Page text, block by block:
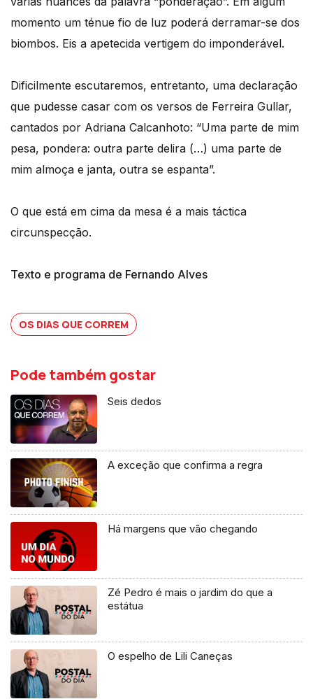
momento um ténue fio de luz poderá derramar-se dos
biombos. Eis a apetecida vertigem do imponderável.
Dificilmente escutaremos, entretanto, uma declaração
que pudesse casar com os versos de Ferreira Gullar,
cantados por Adriana Calcanhoto: “Uma parte de mim
pesa, pondera: outra parte delira (…) uma parte de
mim almoça e janta, outra se espanta”.
O que está em cima da mesa é a mais táctica
circunspecção.
Texto e programa de Fernando Alves
OS DIAS QUE CORREM
Pode também gostar
Seis dedos
A exceção que confirma a regra
Há margens que vão chegando
Zé Pedro é mais o jardim do que a
estátua
O espelho de Lili Caneças